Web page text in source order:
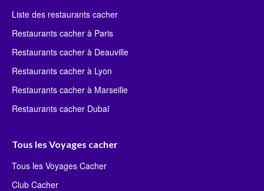
Liste des restaurants cacher
Restaurants cacher à Paris
Restaurants cacher à Deauville
Restaurants cacher à Lyon
Restaurants cacher à Marseille
Restaurants cacher Dubaï
Tous les Voyages cacher
Tous les Voyages Cacher
Club Cacher